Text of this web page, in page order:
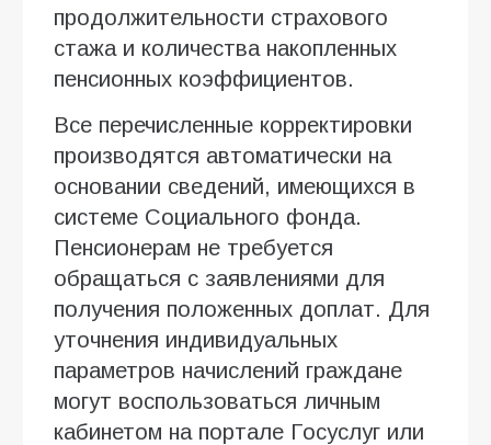
продолжительности страхового
стажа и количества накопленных
пенсионных коэффициентов.
Все перечисленные корректировки
производятся автоматически на
основании сведений, имеющихся в
системе Социального фонда.
Пенсионерам не требуется
обращаться с заявлениями для
получения положенных доплат. Для
уточнения индивидуальных
параметров начислений граждане
могут воспользоваться личным
кабинетом на портале Госуслуг или